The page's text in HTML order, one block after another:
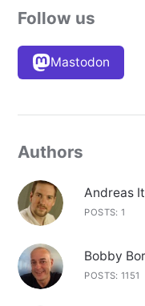
Follow us
Mastodon
Authors
Andreas
POSTS: 1
Bobby
POSTS: 1151